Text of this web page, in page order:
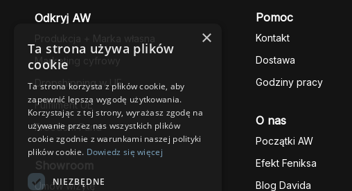
Odkryj AW
Produkcja + Marka własna
Marketing cyfrowy
Dropshipping w UE
Fulfilment UE
Freedom Fund
Showroom
Umów wizytę
Pomoc
Kontakt
Dostawa
Godziny pracy
O nas
Początki AW
Efekt Feniksa
Blog Davida
×
Ta strona używa plików
cookie
Ta strona korzysta z plików cookie, aby
zapewnić lepszą wygodę użytkowania.
Korzystając z tej strony, wyrażasz zgodę na
używanie przez nas wszystkich plików
cookie zgodnie z warunkami naszej polityki
plików cookie. Dowiedz się więcej
NIEZBĘDNE